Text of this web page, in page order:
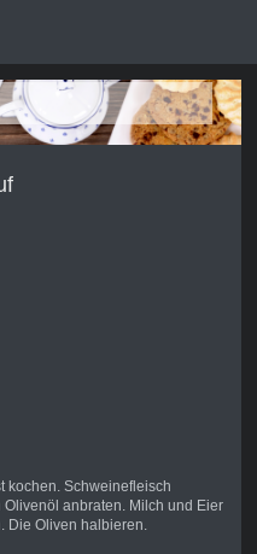
kochen. Schweinefleisch
anbraten. Milch und Eier
Die Oliven halbieren.